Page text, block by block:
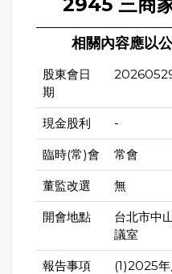
相關內容應以
股東會日
期
現金股利 -
臨時(常)會 常會
董監改選 無
開會地點
台北市中
議室
報告事項
(1)2025